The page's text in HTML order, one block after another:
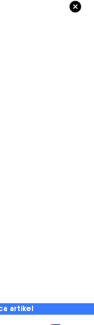
artikel